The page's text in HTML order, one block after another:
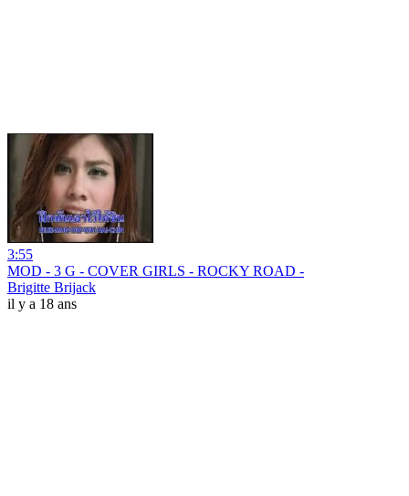
3:55
MOD - 3 G - COVER GIRLS - ROCKY ROAD -
Brigitte Brijack
il y a 18 ans